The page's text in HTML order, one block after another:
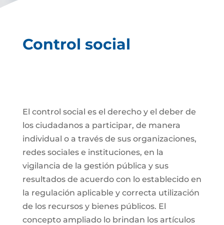
Control social
El control social es el derecho y el deber de
los ciudadanos a participar, de manera
individual o a través de sus organizaciones,
redes sociales e instituciones, en la
vigilancia de la gestión pública y sus
resultados de acuerdo con lo establecido en
la regulación aplicable y correcta utilización
de los recursos y bienes públicos. El
concepto ampliado lo brindan los artículos